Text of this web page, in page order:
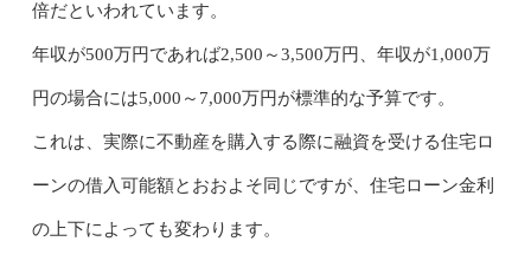
倍だといわれています。
年収が500万円であれば2,500～3,500万円、年収が1,000万
円の場合には5,000～7,000万円が標準的な予算です。
これは、実際に不動産を購入する際に融資を受ける住宅ロ
ーンの借入可能額とおおよそ同じですが、住宅ローン金利
の上下によっても変わります。